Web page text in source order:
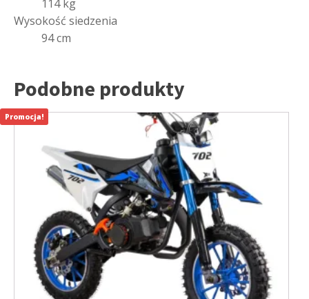
114 kg
Wysokość siedzenia
94 cm
Podobne produkty
Promocja!